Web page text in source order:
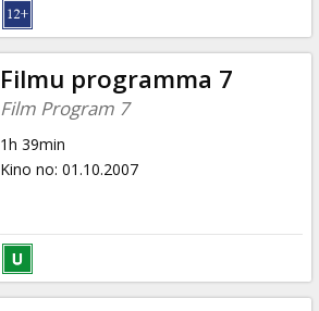
Filmu programma 7
Film Program 7
1h 39min
Kino no: 01.10.2007